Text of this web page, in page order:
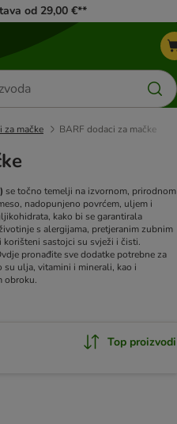
od 29,00 €**
za mačke BARF dodaci za mačke
se točno temelji na izvornom, prirodnom
nadopunjeno povrćem, uljem i
kako bi se garantirala
s alergijama, pretjeranim zubnim
sastojci su svježi i čisti.
pronađite sve dodatke potrebne za
su ulja, vitamini i minerali, kao i
obroku.
Top proizvodi